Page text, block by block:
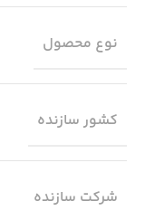
نوع محصول
کشور سازنده
شرکت سازنده